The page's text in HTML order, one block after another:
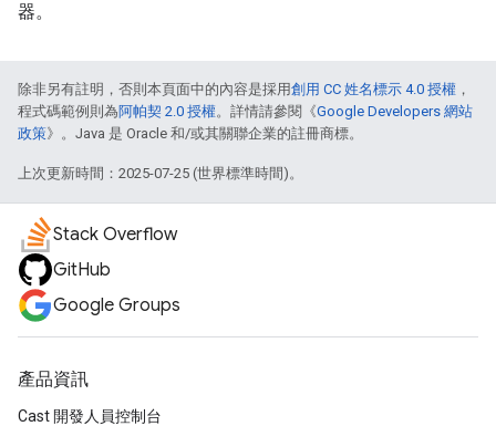
器。
除非另有註明，否則本頁面中的內容是採用創用 CC 姓名標示 4.0 授權 ，
程式碼範例則為阿帕契 2.0 授權。詳情請參閱《Google Developers 網站
政策》。Java 是 Oracle 和/或其關聯企業的註冊商標。
上次更新時間：2025-07-25 (世界標準時間)。
Stack Overflow
GitHub
Google Groups
產品資訊
Cast 開發人員控制台